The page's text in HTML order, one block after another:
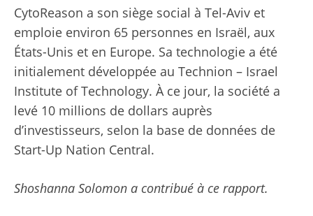
CytoReason a son siège social à Tel-Aviv et
emploie environ 65 personnes en Israël, aux
États-Unis et en Europe. Sa technologie a été
initialement développée au Technion – Israel
Institute of Technology. À ce jour, la société a
levé 10 millions de dollars auprès
d’investisseurs, selon la base de données de
Start-Up Nation Central.
Shoshanna Solomon a contribué à ce rapport.